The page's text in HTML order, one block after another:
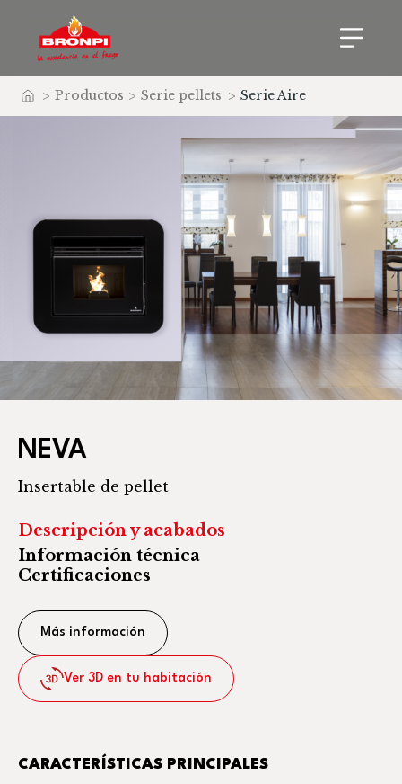
Inicio
> Productos > Serie pellets > Serie Aire
NEVA
Insertable de pellet
Descripción y acabados
Información técnica
Certificaciones
Más información
Ver 3D en tu habitación
CARACTERÍSTICAS PRINCIPALES